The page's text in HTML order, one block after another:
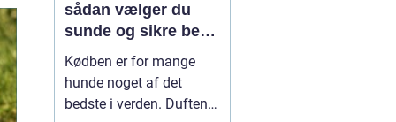
sådan vælger du
sunde og sikre ben
til din hund
Kødben er for mange
hunde noget af det
bedste i verden. Duften